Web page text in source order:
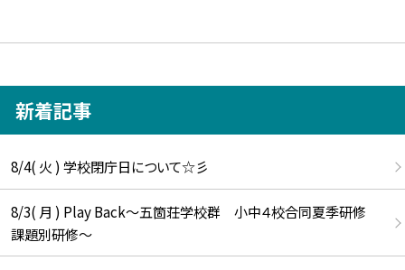
新着記事
8/4( 火 ) 学校閉庁日について☆彡
8/3( 月 ) Play Back～五箇荘学校群 小中４校合同夏季研修
課題別研修～